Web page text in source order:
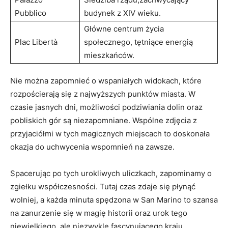
Pubblico
budynek z XIV wieku.
Plac Libertà
Główne centrum życia
społecznego, tętniące energią
mieszkańców.
Nie ​można zapomnieć​ o wspaniałych widokach, które
rozpościerają ‌się z najwyższych ‌punktów ‌miasta. W
czasie jasnych dni, możliwości ‌podziwiania dolin oraz
⁢pobliskich gór są niezapomniane. Wspólne zdjęcia z​
przyjaciółmi w tych magicznych⁣ miejscach to doskonała
okazja do⁣ uchwycenia‍ wspomnień na zawsze.
Spacerując po tych‍ urokliwych ‍uliczkach, ​zapominamy ​o
zgiełku współczesności. Tutaj czas zdaje się płynąć
wolniej, a każda minuta spędzona w San Marino to szansa
na zanurzenie się w magię historii​ oraz urok tego